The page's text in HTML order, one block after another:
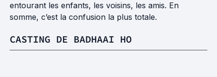
entourant les enfants, les voisins, les amis. En
somme, c’est la confusion la plus totale.
CASTING DE BADHAAI HO